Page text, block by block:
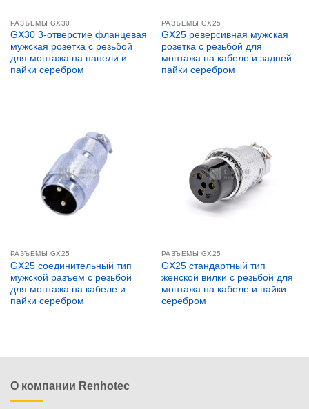
РАЗЪЕМЫ GX30
GX30 3-отверстие фланцевая
мужская розетка с резьбой
для монтажа на панели и
пайки серебром
РАЗЪЕМЫ GX25
GX25 реверсивная мужская
розетка с резьбой для
монтажа на кабеле и задней
пайки серебром
РАЗЪЕМЫ GX25
GX25 соединительный тип
мужской разъем с резьбой
для монтажа на кабеле и
пайки серебром
РАЗЪЕМЫ GX25
GX25 стандартный тип
женской вилки с резьбой для
монтажа на кабеле и пайки
серебром
О компании Renhotec